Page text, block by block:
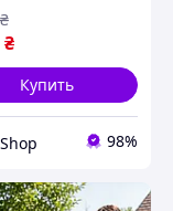
₴
₴
Купить
98%